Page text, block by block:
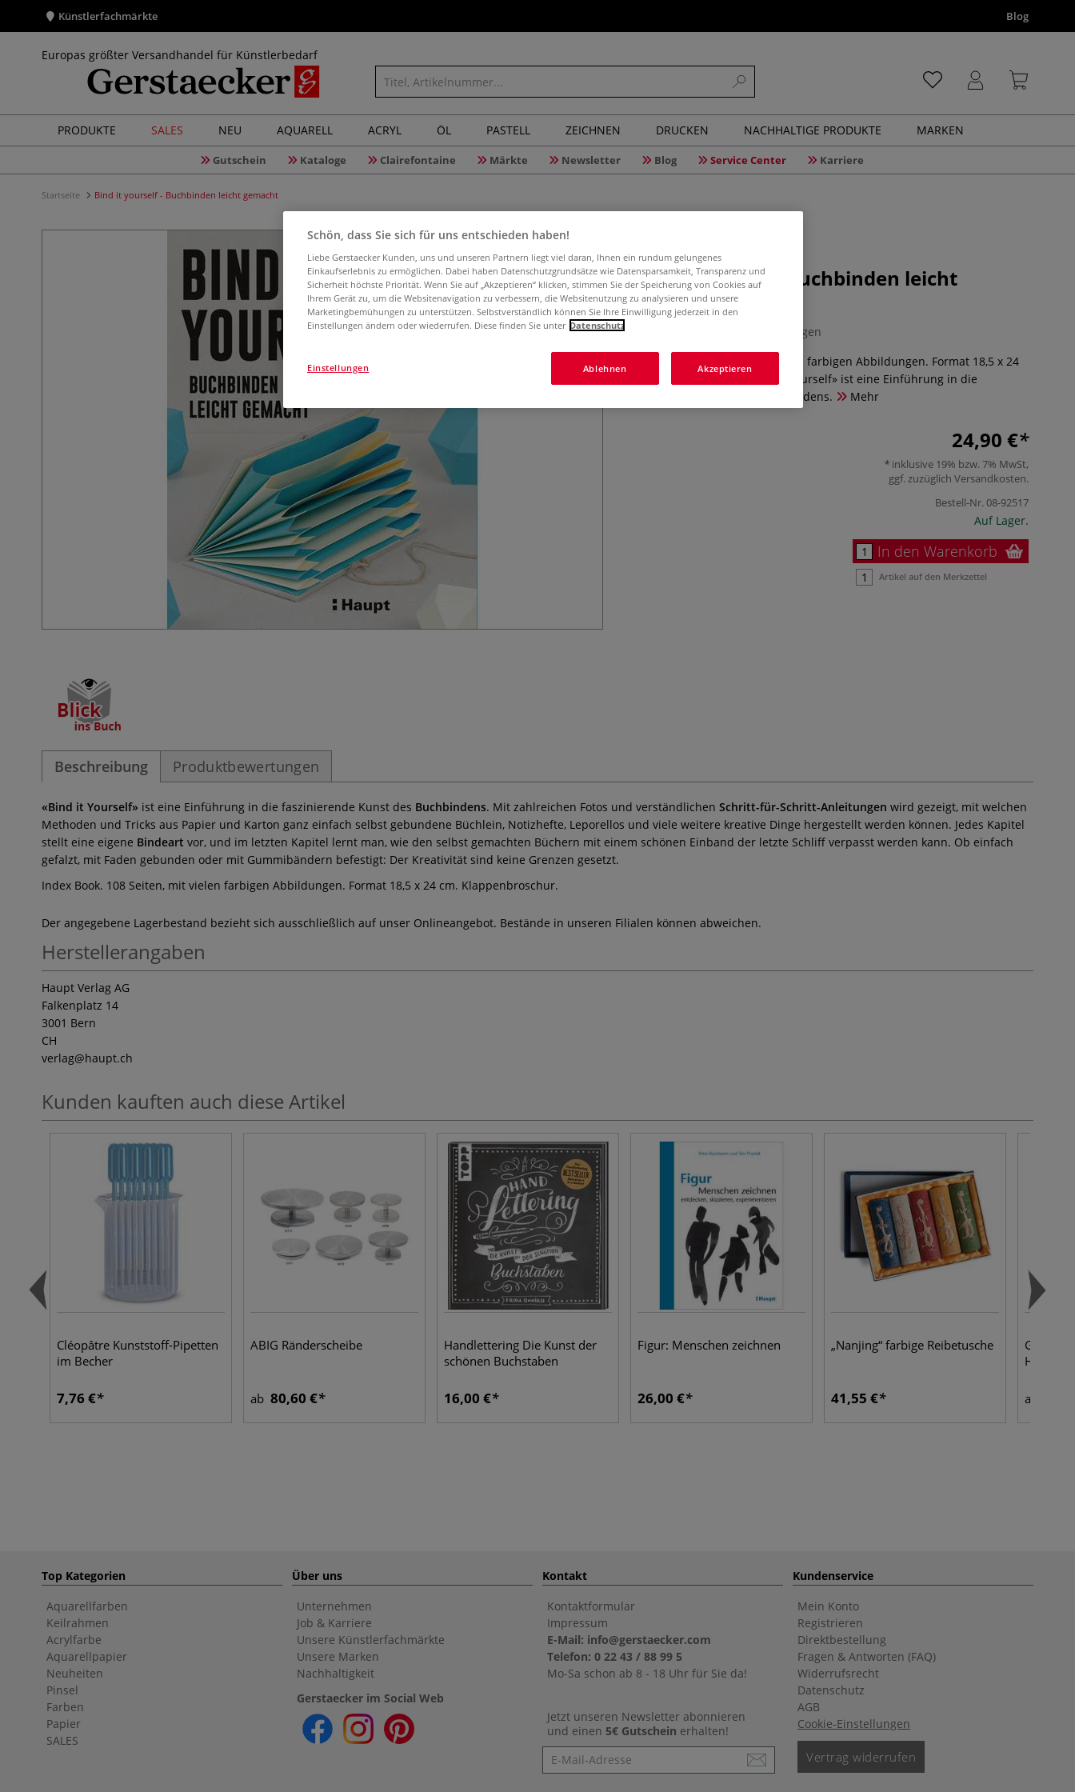
Künstlerfachmärkte Blog
Europas größter Versandhandel für Künstlerbedarf
PRODUKTE SALES NEU AQUARELL ACRYL ÖL PASTELL ZEICHNEN DRUCKEN NACHHALTIGE PRODUKTE MARKEN
Gutschein Kataloge Clairefontaine Märkte Newsletter Blog Service Center Karriere
Startseite Bind it yourself - Buchbinden leicht gemacht
Bind it yourself - Buchbinden leicht
gemacht
0 Bewertungen
Index Book. 108 Seiten, mit vielen farbigen Abbildungen. Format 18,5 x 24
cm. Klappenbroschur.«Bind it Yourself» ist eine Einführung in die
faszinierende Kunst des Buchbindens.
Mehr
24,90 €
inklusive 19% bzw. 7% MwSt,
ggf. zuzüglich Versandkosten.
Bestell-Nr.08-92517
Auf Lager.
In den Warenkorb
Artikel auf den Merkzettel
Beschreibung Produktbewertungen
«Bind it Yourself» ist eine Einführung in die faszinierende Kunst des Buchbindens. Mit zahlreichen Fotos und verständlichen Schritt-für-Schritt-Anleitungen wird gezeigt, mit welchen
Methoden und Tricks aus Papier und Karton ganz einfach selbst gebundene Büchlein, Notizhefte, Leporellos und viele weitere kreative Dinge hergestellt werden können. Jedes Kapitel
stellt eine eigene Bindeart vor, und im letzten Kapitel lernt man, wie den selbst gemachten Büchern mit einem schönen Einband der letzte Schliff verpasst werden kann. Ob einfach
gefalzt, mit Faden gebunden oder mit Gummibändern befestigt: Der Kreativität sind keine Grenzen gesetzt.
Index Book. 108 Seiten, mit vielen farbigen Abbildungen. Format 18,5 x 24 cm. Klappenbroschur.
Der angegebene Lagerbestand bezieht sich ausschließlich auf unser Onlineangebot. Bestände in unseren Filialen können abweichen.
Herstellerangaben
Haupt Verlag AG
Falkenplatz 14
3001 Bern
CH
verlag@haupt.ch
Kunden kauften auch diese Artikel
Cléopâtre Kunststoff-Pipetten
im Becher
7,76 €
ABIG Ränderscheibe
ab 80,60 €
Handlettering Die Kunst der
schönen Buchstaben
16,00 €
Figur: Menschen zeichnen
26,00 €
„Nanjing“ farbige Reibetusche
41,55 € ab
Top Kategorien
Aquarellfarben
Keilrahmen
Acrylfarbe
Aquarellpapier
Neuheiten
Pinsel
Farben
Papier
SALES
Über uns
Unternehmen
Job & Karriere
Unsere Künstlerfachmärkte
Unsere Marken
Nachhaltigkeit
Gerstaecker im Social Web
Kontakt
Kontaktformular
Impressum
E-Mail: info@gerstaecker.com
Telefon: 0 22 43 / 88 99 5
Mo-Sa schon ab 8 - 18 Uhr für Sie da!
Jetzt unseren Newsletter abonnieren
und einen 5€ Gutschein erhalten!
Newsletter
Kundenservice
Mein Konto
Registrieren
Direktbestellung
Fragen & Antworten (FAQ)
Widerrufsrecht
Datenschutz
AGB
Cookie-Einstellungen
Vertrag widerrufen
Schön, dass Sie sich für uns entschieden haben!
Liebe Gerstaecker Kunden, uns und unseren Partnern liegt viel daran, Ihnen ein rundum gelungenes
Einkaufserlebnis zu ermöglichen. Dabei haben Datenschutzgrundsätze wie Datensparsamkeit, Transparenz und
Sicherheit höchste Priorität. Wenn Sie auf „Akzeptieren“ klicken, stimmen Sie der Speicherung von Cookies auf
Ihrem Gerät zu, um die Websitenavigation zu verbessern, die Websitenutzung zu analysieren und unsere
Marketingbemühungen zu unterstützen. Selbstverständlich können Sie Ihre Einwilligung jederzeit in den
Einstellungen ändern oder wiederrufen. Diese finden Sie unter Datenschutz
Ablehnen Akzeptieren
Einstellungen